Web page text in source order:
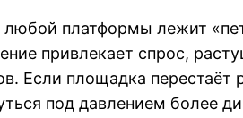
любой платформы лежит
привлекает спрос,
Если площадка перестаёт
под давлением более